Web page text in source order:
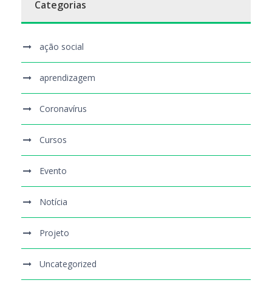
Categorias
ação social
aprendizagem
Coronavírus
Cursos
Evento
Notícia
Projeto
Uncategorized